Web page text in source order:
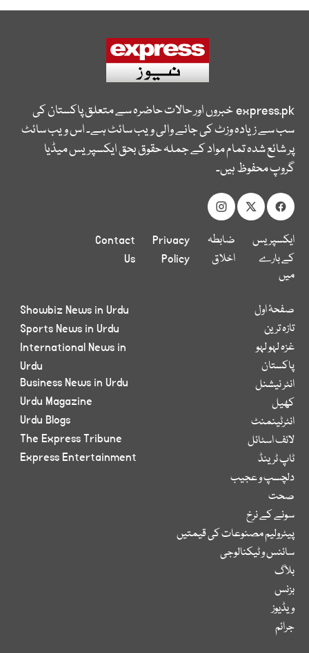
express.pkخبروں اور حالات حاضرہ سے متعلق پاکستان کی
سب سے زیادہ وزٹ کی جانے والی ویب سائٹ ہے۔ اس ویب سائٹ
پر شائع شدہ تمام مواد کے جملہ حقوق بحق ایکسپریس میڈیا
گروپ محفوظ ہیں۔
ایکسپریس
کے بارے
میں
ضابطہ
اخلاق
Privacy
Policy
Contact
Us
صفحۂ اول
تازہ ترین
غزہ لہو لہو
پاکستان
انٹر نیشنل
کھیل
انٹرٹینمنٹ
لائف اسٹائل
ٹاپ ٹرینڈ
دلچسپ و عجیب
صحت
سونے کے نرخ
پیٹرولیم مصنوعات کی قیمتیں
سائنس و ٹیکنالوجی
بلاگ
بزنس
ویڈیوز
جرائم
Showbiz News in Urdu
Sports News in Urdu
International News in
Urdu
Business News in Urdu
Urdu Magazine
Urdu Blogs
The Express Tribune
Express Entertainment